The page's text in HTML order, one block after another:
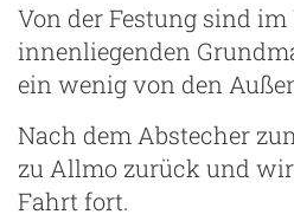
Von der Festung sind
innenliegenden
ein wenig von den
Nach dem Abstecher
zu Allmo zurück und
Fahrt fort.